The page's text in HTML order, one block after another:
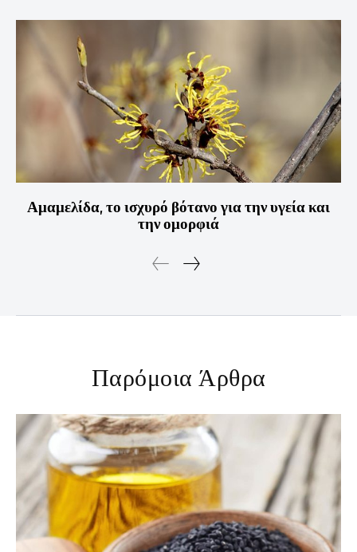
Αμαμελίδα, το ισχυρό βότανο για την υγεία και
την ομορφιά
Παρόμοια Άρθρα